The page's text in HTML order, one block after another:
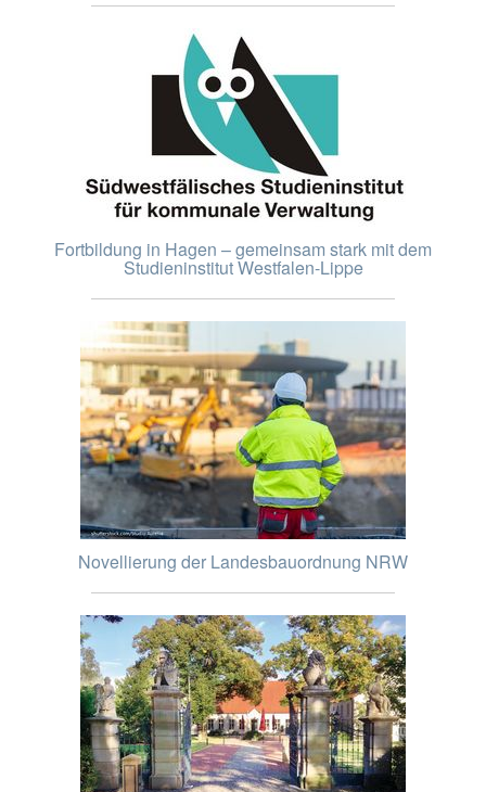
Fortbildung in Hagen – gemeinsam stark mit dem
Studieninstitut Westfalen-Lippe
Novellierung der Landesbauordnung NRW